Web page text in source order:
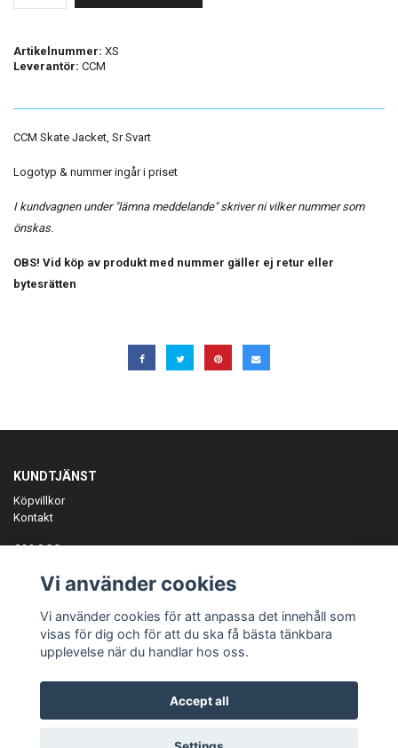
Artikelnummer: XS
Leverantör: CCM
CCM Skate Jacket, Sr Svart
Logotyp & nummer ingår i priset
I kundvagnen under "lämna meddelande" skriver ni vilker nummer som
önskas.
OBS! Vid köp av produkt med nummer gäller ej retur eller
bytesrätten
KUNDTJÄNST
Köpvillkor
Kontakt
OM OSS
ANMÄL DIG TILL VÅRT NYHETSBREV
Prenumerera
Vi använder cookies
Vi använder cookies för att anpassa det innehåll som
visas för dig och för att du ska få bästa tänkbara
upplevelse när du handlar hos oss.
Accept all